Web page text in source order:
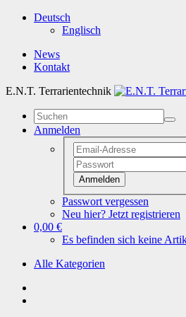
Deutsch
Englisch
News
Kontakt
E.N.T. Terrarientechnik
Anmelden
Anmelden
Passwort vergessen
Neu hier? Jetzt registrieren
0,00 €
Es befinden sich keine
Alle Kategorien